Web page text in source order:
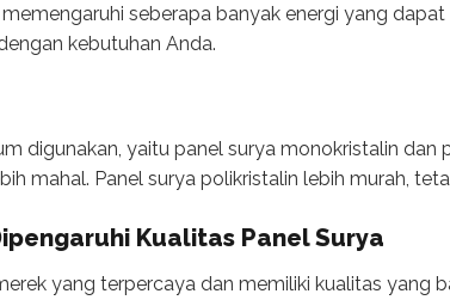
seberapa banyak energi yang dapat
kebutuhan Anda.
digunakan, yaitu panel surya monokristalin dan
mahal. Panel surya polikristalin lebih murah,
Kualitas Panel Surya
yang terpercaya dan memiliki kualitas yang